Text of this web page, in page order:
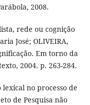
2008.
rede ou cognição
José; OLIVEIRA,
Em torno da
2004. p. 263-284.
lexical no processo de
de Pesquisa não